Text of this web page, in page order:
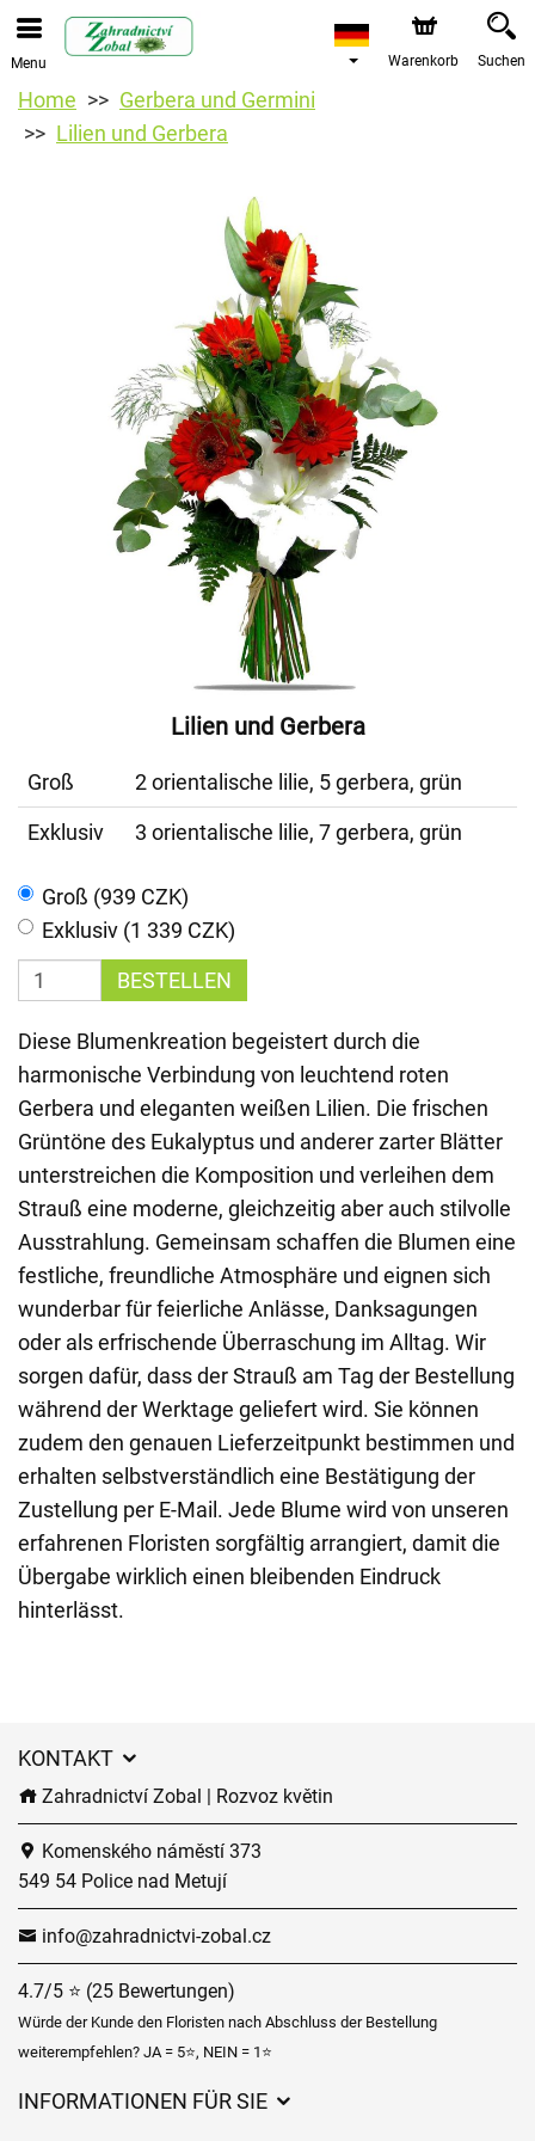
Menu Warenkorb Suchen
Home
Gerbera und Germini
Lilien und Gerbera
Lilien und Gerbera
Groß
2 orientalische lilie, 5 gerbera, grün
Exklusiv
3 orientalische lilie, 7 gerbera, grün
Groß (939 CZK)
Exklusiv (1 339 CZK)
BESTELLEN
Diese Blumenkreation begeistert durch die
harmonische Verbindung von leuchtend roten
Gerbera und eleganten weißen Lilien. Die frischen
Grüntöne des Eukalyptus und anderer zarter Blätter
unterstreichen die Komposition und verleihen dem
Strauß eine moderne, gleichzeitig aber auch stilvolle
Ausstrahlung. Gemeinsam schaffen die Blumen eine
festliche, freundliche Atmosphäre und eignen sich
wunderbar für feierliche Anlässe, Danksagungen
oder als erfrischende Überraschung im Alltag. Wir
sorgen dafür, dass der Strauß am Tag der Bestellung
während der Werktage geliefert wird. Sie können
zudem den genauen Lieferzeitpunkt bestimmen und
erhalten selbstverständlich eine Bestätigung der
Zustellung per E-Mail. Jede Blume wird von unseren
erfahrenen Floristen sorgfältig arrangiert, damit die
Übergabe wirklich einen bleibenden Eindruck
hinterlässt.
KONTAKT
Zahradnictví Zobal | Rozvoz květin
Komenského náměstí 373
549 54 Police nad Metují
info@zahradnictvi-zobal.cz
4.7/5 ⭐ (25 Bewertungen)
Würde der Kunde den Floristen nach Abschluss der Bestellung
weiterempfehlen? JA = 5⭐, NEIN = 1⭐
INFORMATIONEN FÜR SIE